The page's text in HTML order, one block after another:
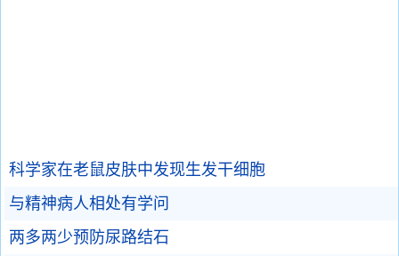
科学家在老鼠皮肤中发现生发干细胞
与精神病人相处有学问
两多两少预防尿路结石